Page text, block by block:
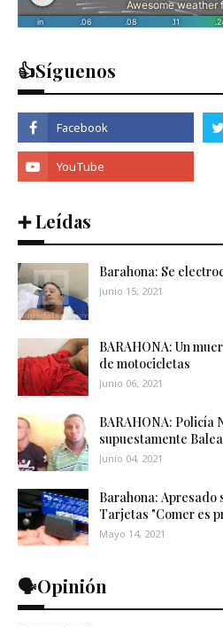
👍Síguenos
➕ Leídas
Barahona: Se
Junio 15, 2021
BARAHONA: Un
de motocicletas
Junio 06, 2021
BARAHONA: Policía
supuestamente
Junio 04, 2021
Barahona: Apresado
Tarjetas "Comer es
Mayo 14, 2021
🗣️Opinión